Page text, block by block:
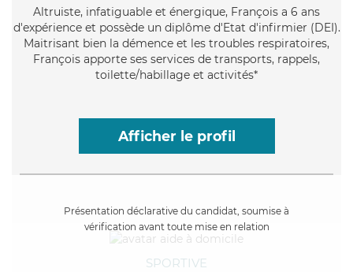
Altruiste, infatiguable et énergique, François a 6 ans
d'expérience et possède un diplôme d'Etat d'infirmier (DEI).
Maitrisant bien la démence et les troubles respiratoires,
François apporte ses services de transports, rappels,
toilette/habillage et activités*
Afficher le profil
Présentation déclarative du candidat, soumise à
vérification avant toute mise en relation
SPORTIVE